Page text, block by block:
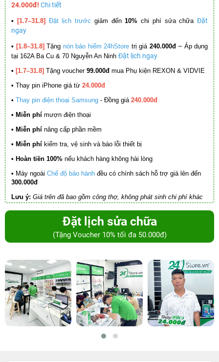
24.000đ! Chi tiết
• [1.7–31.8] Đặt lịch trước giảm đến10% chi phí sửa chữa Đặt
ngay
• [1.8–31.8] Tặng nón bảo hiểm 24hStore trị giá 240.000đ – Áp dụng
tại 162A Ba Cu & 70 Nguyễn An Ninh Đặt lịch ngay
• [1.7–31.8] Tặng voucher 99.000đ mua Phụ kiện REXON & VIDVIE
• Thay pin iPhone giá từ 24.000đ
• Thay pin điện thoại Samsung - Đồng giá 240.000đ
• Miễn phí mượn điện thoại
• Miễn phí nâng cấp phần mềm
• Miễn phí kiểm tra, vệ sinh và báo lỗi thiết bị
• Hoàn tiền 100% nếu khách hàng không hài lòng
• Máy ngoài Chế độ bảo hành đều có chính sách hỗ trợ giá lên đến
300.000đ
Lưu ý: Giá trên đã bao gồm công thợ, không phát sinh chi phí khác
Đặt lịch sửa chữa
(Tặng Voucher 10% tối đa 50.000đ)